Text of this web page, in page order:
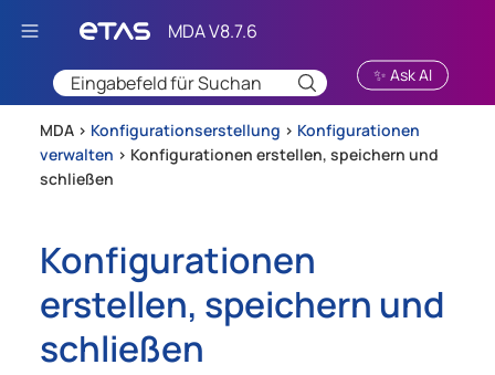
Zu Hauptinhalt springen
✨ Ask AI
MDA > Konfigurationserstellung > Konfigurationen
verwalten > Konfigurationen erstellen, speichern und
schließen
Konfigurationen
erstellen, speichern und
schließen